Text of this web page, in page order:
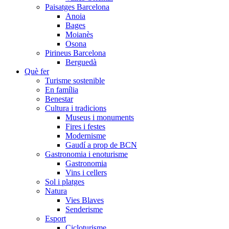
Paisatges Barcelona
Anoia
Bages
Moianès
Osona
Pirineus Barcelona
Berguedà
Què fer
Turisme sostenible
En família
Benestar
Cultura i tradicions
Museus i monuments
Fires i festes
Modernisme
Gaudí a prop de BCN
Gastronomia i enoturisme
Gastronomia
Vins i cellers
Sol i platges
Natura
Vies Blaves
Senderisme
Esport